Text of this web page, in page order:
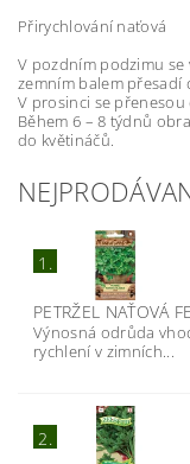
Přirychlování naťová
V pozdním podzimu se
zemním balem přesadí
V prosinci se
Během 6 – 8 týdnů
do květináčů.
1.
PETRŽEL NAŤOVÁ
Výnosná odrůda
rychlení v zimních...
2.